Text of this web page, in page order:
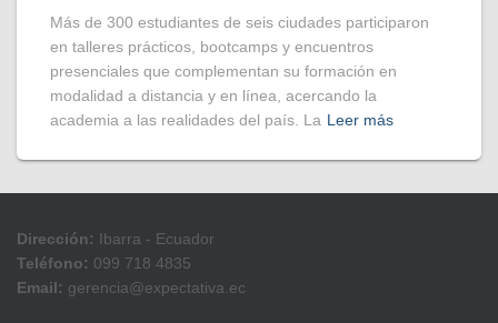
Más de 300 estudiantes de seis ciudades participaron
en talleres prácticos, bootcamps y encuentros
presenciales que complementan su formación en
modalidad a distancia y en línea, acercando la
academia a las realidades del país. La Leer más
Dirección: Ibarra - Ecuador
Teléfono: 099 718 4835
Email: gerencia@expectativa.ec